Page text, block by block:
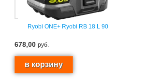
Ryobi ONE+ Ryobi RB 18 L 90
678,00 руб.